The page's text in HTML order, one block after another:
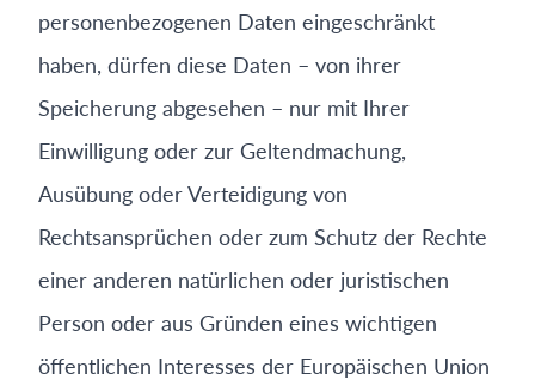
personenbezogenen Daten eingeschränkt
haben, dürfen diese Daten – von ihrer
Speicherung abgesehen – nur mit Ihrer
Einwilligung oder zur Geltendmachung,
Ausübung oder Verteidigung von
Rechtsansprüchen oder zum Schutz der Rechte
einer anderen natürlichen oder juristischen
Person oder aus Gründen eines wichtigen
öffentlichen Interesses der Europäischen Union